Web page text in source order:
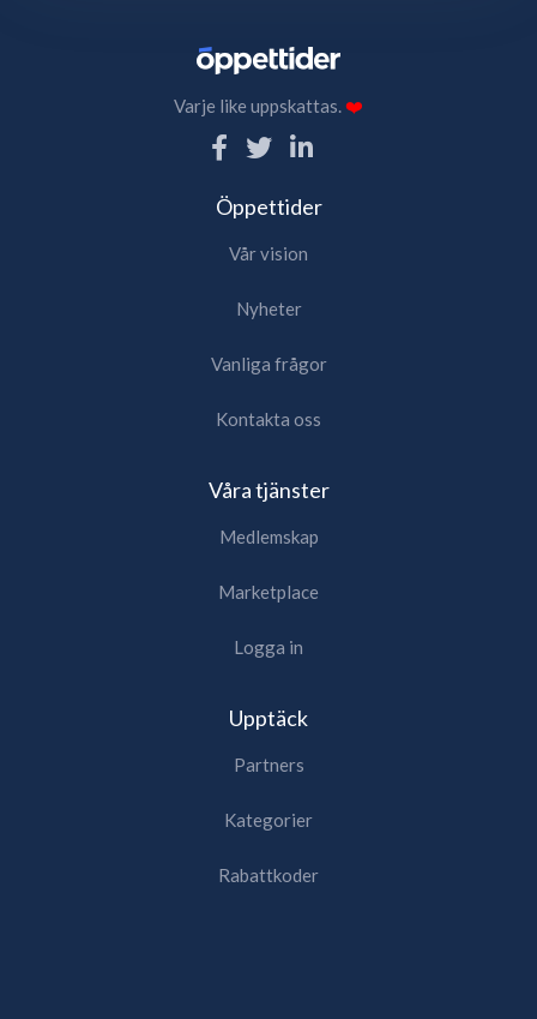
Varje like uppskattas.❤️
Öppettider
Vår vision
Nyheter
Vanliga frågor
Kontakta oss
Våra tjänster
Medlemskap
Marketplace
Logga in
Upptäck
Partners
Kategorier
Rabattkoder